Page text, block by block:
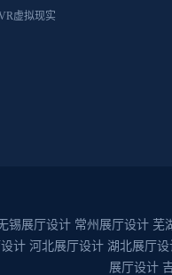
虚拟现实
锡展厅设计 常州展厅设计 芜
计 河北展厅设计 湖北展厅设
展厅设计